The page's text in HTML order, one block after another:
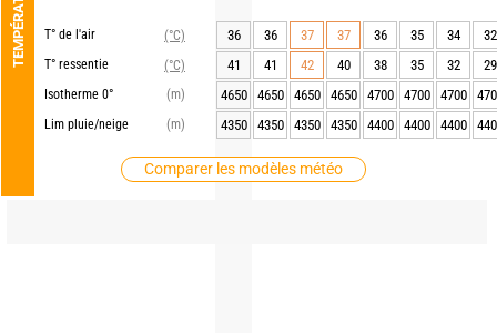
T° de l'air
(°C)
T° ressentie
(°C)
Isotherme 0°
(m)
Lim pluie/neige
(m)
Comparer les modèles météo
36 36 37 37 36 35 34
32
41
41 42 40 38 35 32
29
4650
4650 4650 4650 4700 4700 4700
4350
4350 4350 4350 4400 4400 4400